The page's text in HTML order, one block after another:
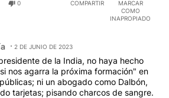
0 COMPARTIR
MARCAR
COMO
INAPROPIADO
Maffía.
2 DE JUNIO DE 2023
de la India, no haya hecho
nos agarra la próxima formación" en
ni un abogado como Dalbón,
tarjetas; pisando charcos de sangre.